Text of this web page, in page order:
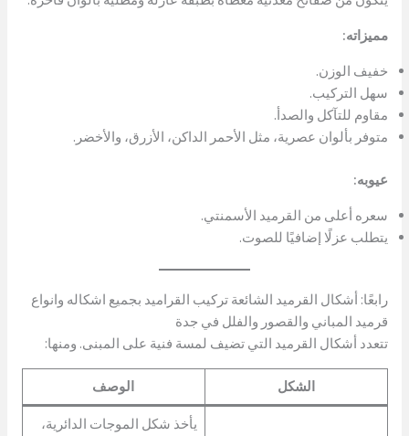
مميزاته:
خفيف الوزن.
سهل التركيب.
مقاوم للتآكل والصدأ.
متوفر بألوان عصرية، مثل الأحمر الداكن، الأزرق، والأخضر.
عيوبه:
سعره أعلى من القرميد الأسمنتي.
يتطلب عزلًا إضافيًا للصوت.
رابعًا: أشكال القرميد الشائعة تركيب القراميد بجميع اشكاله وانواع
قرميد المباني والقصور والفلل في جدة
تتعدد أشكال القرميد التي تضيف لمسة فنية على المبنى. ومنها:
الشكل الوصف
يأخذ شكل الموجات الدائرية،